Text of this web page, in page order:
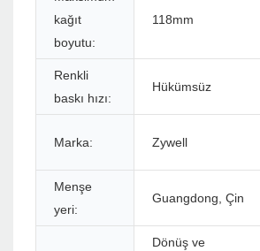
kağıt
boyutu:
118mm
Renkli
baskı hızı:
Hükümsüz
Marka: Zywell
Menşe
yeri:
Guangdong, Çin
Dönüş ve